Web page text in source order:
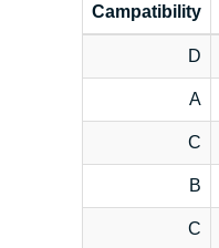
Campatibility
D
A
C
B
C